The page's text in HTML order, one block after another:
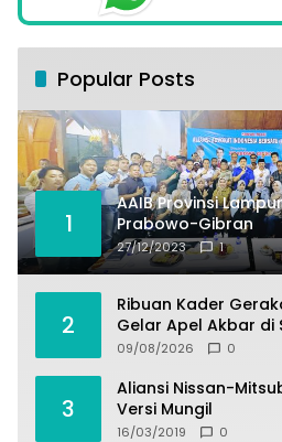
Popular Posts
1
AAIB Provinsi
Prabowo-Gibran
27/12/2023 1
2
Ribuan Kader
Gelar Apel Akbar di
09/08/2026 0
3
Aliansi Nissan-
Versi Mungil
16/03/2019 0